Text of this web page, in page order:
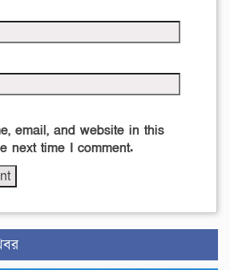
email, and website in this
next time I comment.